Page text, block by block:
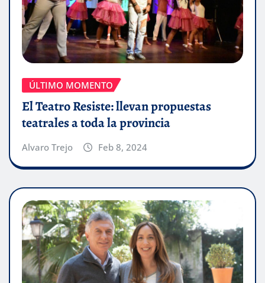
ÚLTIMO MOMENTO
El Teatro Resiste: llevan propuestas
teatrales a toda la provincia
Alvaro Trejo Feb 8, 2024